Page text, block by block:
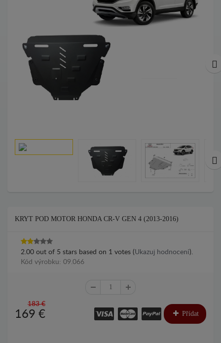
KRYT POD MOTOR HONDA CR-V GEN 4 (2013-2016)
2.00 out of 5 stars based on 1 votes (Ukazuj hodnocení).
Kód výrobku: 09.066
183 €
169 € Přídat